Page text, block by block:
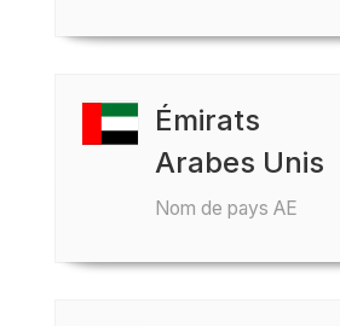
Émirats
Arabes Unis
Nom de pays AE